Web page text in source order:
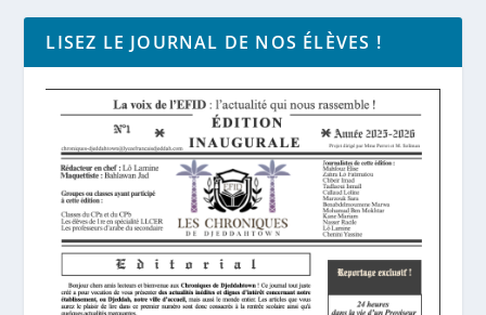
LISEZ LE JOURNAL DE NOS ÉLÈVES !